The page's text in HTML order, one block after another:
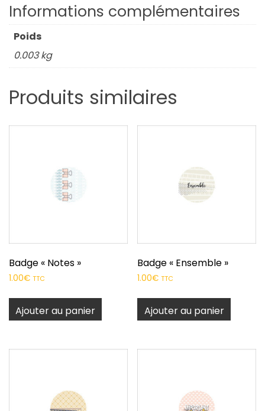
Informations complémentaires
Poids
0.003 kg
Produits similaires
Badge « Notes »
1.00€ TTC
Ajouter au panier
Badge « Ensemble »
1.00€ TTC
Ajouter au panier